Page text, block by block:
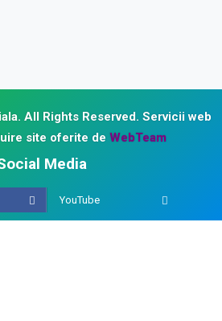
All Rights Reserved. Servicii web
site oferite de WebTeam
Media
YouTube